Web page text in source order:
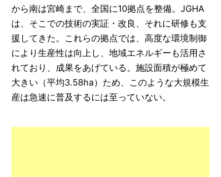
から南は宮崎まで、全国に10拠点を整備。JGHA
は、そこでの技術の実証・改良、それに研修も支
援してきた。これらの拠点では、高度な環境制御
により生産性は向上し、地域エネルギーも活用さ
れており、成果をあげている。施設面積が極めて
大きい（平均3.58ha）ため、このような大規模生
産は急速に普及するには至っていない。